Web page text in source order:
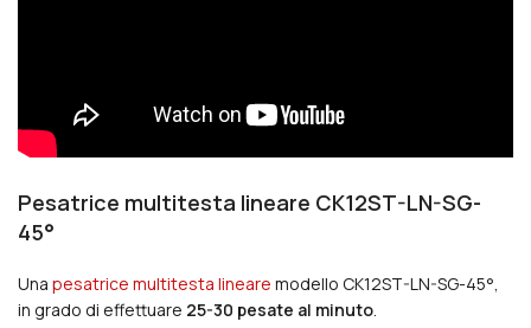
Pesatrice multitesta lineare CK12ST-LN-SG-
45°
Una pesatrice multitesta lineare modello CK12ST-LN-SG-45°,
in grado di effettuare 25-30 pesate al minuto